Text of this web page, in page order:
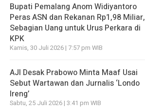
Bupati Pemalang Anom Widiyantoro
Peras ASN dan Rekanan Rp1,98 Miliar,
Sebagian Uang untuk Urus Perkara di
KPK
Kamis, 30 Juli 2026 | 7:57 pm WIB
AJI Desak Prabowo Minta Maaf Usai
Sebut Wartawan dan Jurnalis ‘Londo
Ireng’
Sabtu, 25 Juli 2026 | 3:41 pm WIB